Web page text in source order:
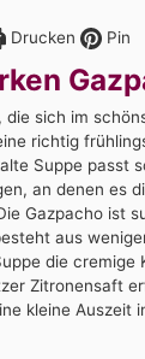
Drucken Pin
die sich im
richtig
Suppe passt
an denen es
Gazpacho ist
aus
die cremige
Zitronensaft
kleine Auszeit